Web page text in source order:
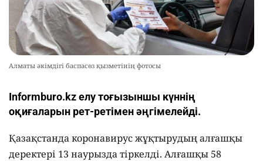
Алматы әкімдігі баспасөз қызметінің фотосы
Іnformburo.kz елу тоғызыншы күннің
оқиғаларын рет-ретімен әңгімелейді.
Қазақстанда коронавирус жұқтырудың алғашқы
деректері 13 наурызда тіркелді. Алғашқы 58